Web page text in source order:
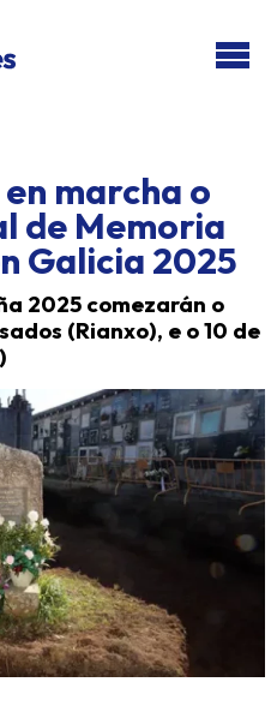
en marcha o
de Memoria
Galicia 2025
2025 comezarán o
(Rianxo), e o 10 de